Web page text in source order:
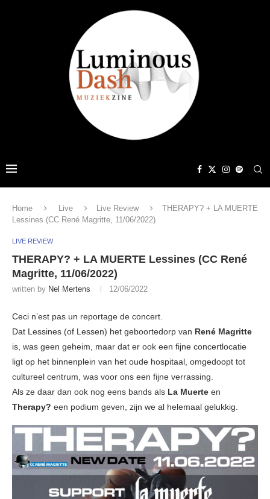
Home Live Live Review
THERAPY? + LA MUERTE
Lessines (CC René Magritte, 11/06/2022)
LIVE REVIEW
THERAPY? + LA MUERTE Lessines (CC René
Magritte, 11/06/2022)
written by Nel Mertens 12/06/2022
Ceci n’est pas un reportage de concert.
Dat Lessines (of Lessen) het geboortedorp van René Magritte
is, was geen geheim, maar dat er ook een fijne concertlocatie
ligt op het binnenplein van het oude hospitaal, omgedoopt tot
cultureel centrum, was voor ons een fijne verrassing.
Als ze daar dan ook nog eens bands als La Muerte en
Therapy? een podium geven, zijn we al helemaal gelukkig.